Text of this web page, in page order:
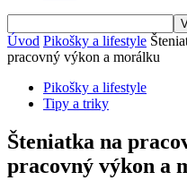
Úvod Pikošky a lifestyle
pracovný výkon a morálku
Pikošky a lifestyle
Tipy a triky
Šteniatka na
pracovný výkon a